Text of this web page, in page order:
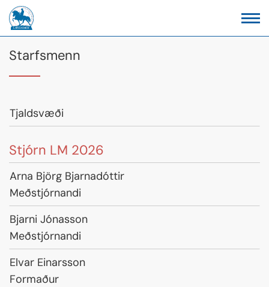
Starfsmenn
Nafn
Tjaldsvæði
Starfsheiti
Stjórn LM 2026
Nafn
Arna Björg Bjarnadóttir
Starfsheiti
Meðstjórnandi
Nafn
Bjarni Jónasson
Starfsheiti
Meðstjórnandi
Nafn
Elvar Einarsson
Starfsheiti
Formaður